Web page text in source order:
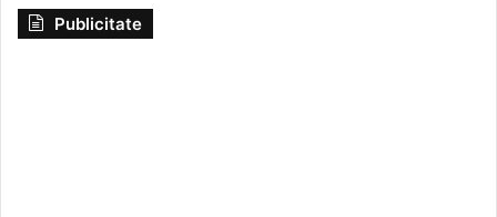
Publicitate